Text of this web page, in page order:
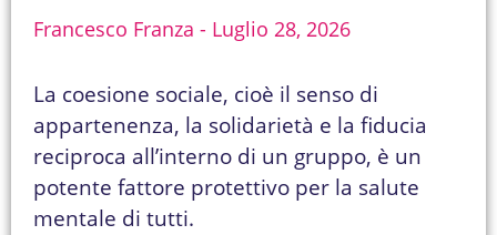
Francesco Franza Luglio 28, 2026
La coesione sociale, cioè il senso di
appartenenza, la solidarietà e la fiducia
reciproca all’interno di un gruppo, è un
potente fattore protettivo per la salute
mentale di tutti.